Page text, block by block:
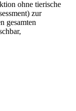
ohne tierische
zur
gesamten